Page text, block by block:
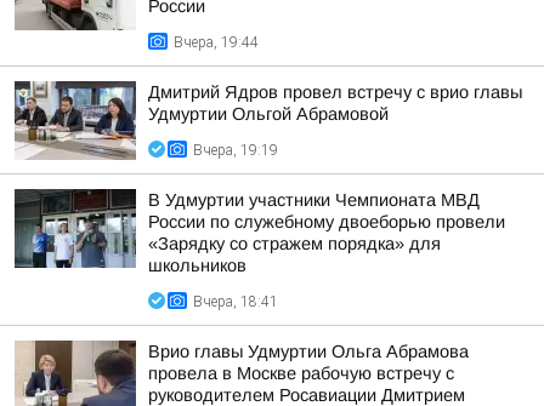
России
Вчера, 19:44
Дмитрий Ядров провел встречу с врио главы
Удмуртии Ольгой Абрамовой
Вчера, 19:19
В Удмуртии участники Чемпионата МВД
России по служебному двоеборью провели
«Зарядку со стражем порядка» для
школьников
Вчера, 18:41
Врио главы Удмуртии Ольга Абрамова
провела в Москве рабочую встречу с
руководителем Росавиации Дмитрием